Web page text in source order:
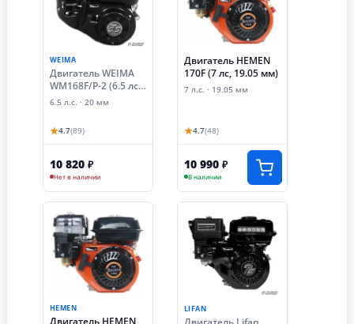
WEIMA
Двигатель WEIMA
WM168F/P-2 (6.5 лс,
Ø 20 мм)
6.5 л.с. · 20 мм
★4.7(89)
10 820 ₽
Нет в наличии
Двигатель HEMEN
170F (7 лс, 19.05 мм)
7 л.с. · 19.05 мм
★4.7(48)
10 990 ₽
В наличии
HEMEN
Двигатель HEMEN
LIFAN